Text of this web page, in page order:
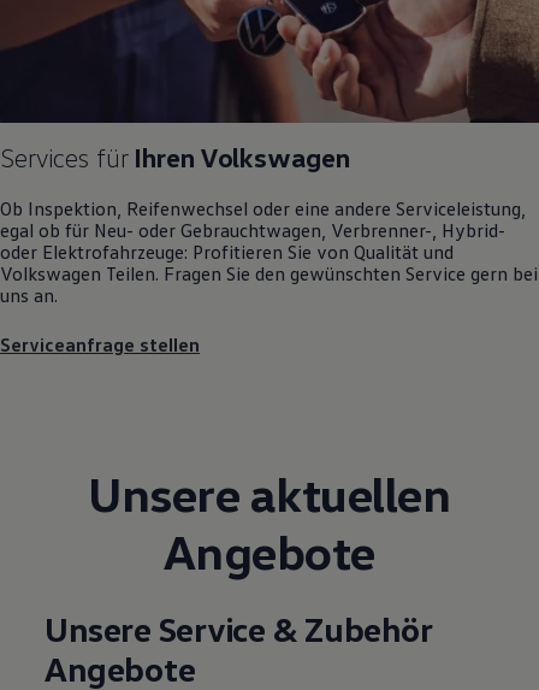
Magazin
Lifestyle
Volkswagen R
Pannen- und Unfallhilfe
Volkswagen Kundenbetreuung
Services für Ihren Volkswagen
Ob Inspektion, Reifenwechsel oder eine andere Serviceleistung,
egal ob für Neu- oder Gebrauchtwagen , Verbrenner-, Hybrid-
oder Elektrofahrzeuge: Profitieren Sie von Qualität und
Volkswagen Teilen. Fragen Sie den gewünschten Service gern bei
uns an.
Serviceanfrage stellen
Unsere aktuellen
Angebote
Unsere Service & Zubehör
Angebote